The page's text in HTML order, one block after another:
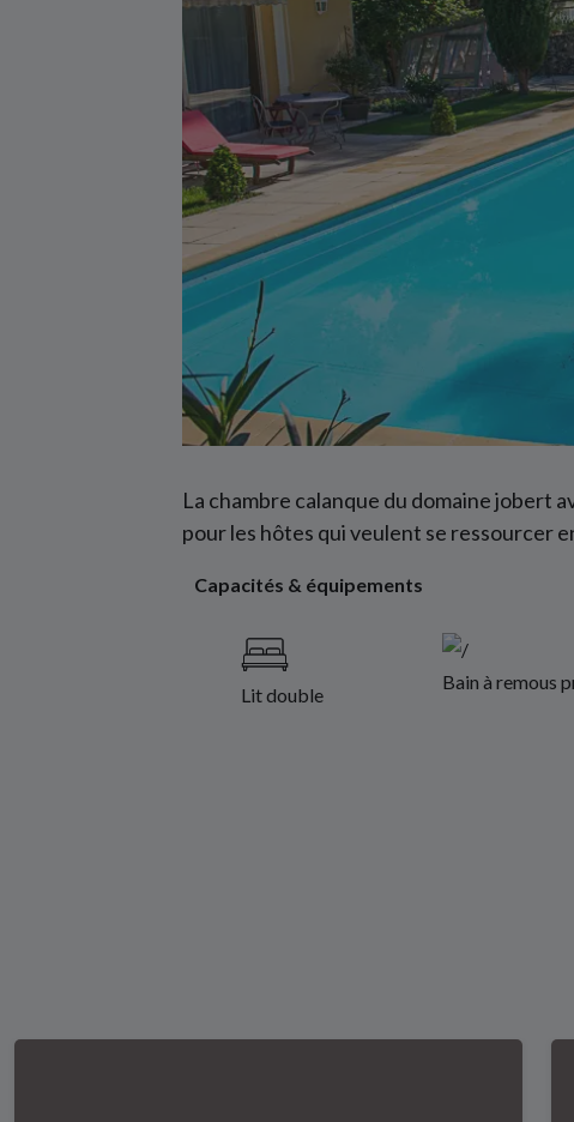
La chambre calanque du domaine jobert
pour les hôtes qui veulent se ressourcer
Capacités & équipements
Lit double
Bain à remous